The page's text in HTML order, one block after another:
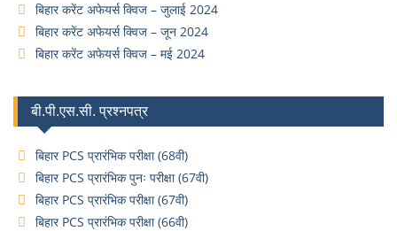
बिहार करेंट अफेयर्स क्विज – जुलाई 2024
बिहार करेंट अफेयर्स क्विज – जून 2024
बिहार करेंट अफेयर्स क्विज – मई 2024
बी.पी.एस.सी. प्रश्नपत्र
बिहार PCS प्रारंभिक परीक्षा (68वी)
बिहार PCS प्रारंभिक पुनः परीक्षा (67वी)
बिहार PCS प्रारंभिक परीक्षा (67वी)
बिहार PCS प्रारंभिक परीक्षा (66वी)